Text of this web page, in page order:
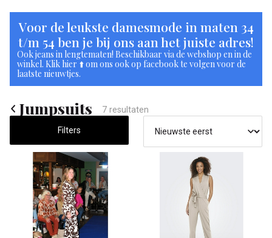
Jumpsuits
Klean
&
Sa
Voor de leukste damesmode in maten 34
t/m 54 ben je bij ons aan het juiste adres!
Ook jeans in lengtematen! Beschikbaar via de webshop en in de
winkel. Klik hier ⬆️ om ons ook op facebook te volgen voor de
laatste nieuwtjes.
Jumpsuits 7 resultaten
Filters